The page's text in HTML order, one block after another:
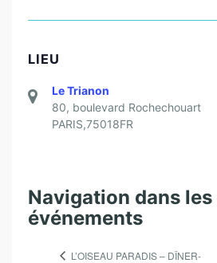
LIEU
Le Trianon
80, boulevard Rochechouart
PARIS,75018FR
Navigation dans les
événements
L’OISEAU PARADIS – DÎNER-